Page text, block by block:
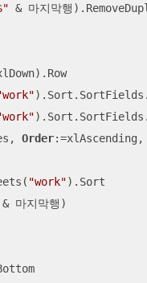
& 마지막행
Order
"work").Sort
& 마지막행)